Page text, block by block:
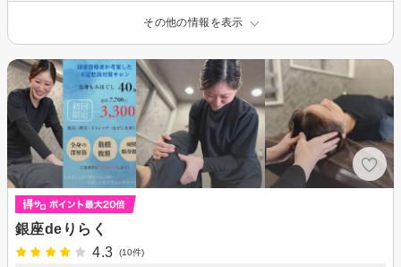
その他の情報を表示
銀座deりらく
4.3
(10件)